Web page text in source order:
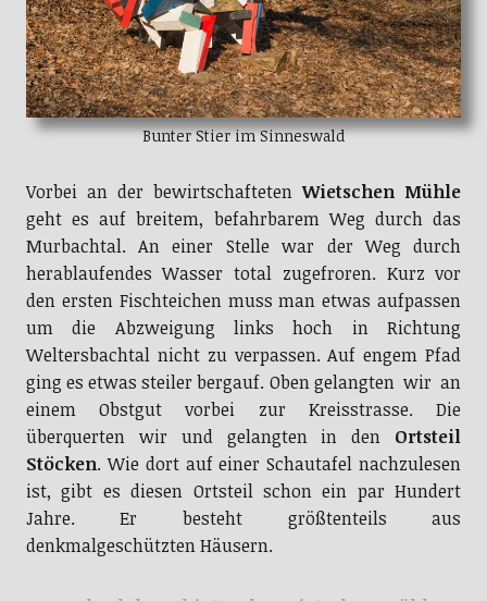
Bunter Stier im Sinneswald
Vorbei an der bewirtschaftetenWietschen Mühle
geht es auf breitem, befahrbarem Weg durch das
Murbachtal. An einer Stelle war der Weg durch
herablaufendes Wasser total zugefroren. Kurz vor
den ersten Fischteichen muss man etwas aufpassen
um die Abzweigung links hoch in Richtung
Weltersbachtal nicht zu verpassen. Auf engem Pfad
ging es etwas steiler bergauf. Oben gelangten wir an
einem Obstgut vorbei zur Kreisstrasse. Die
überquerten wir und gelangten in den Ortsteil
Stöcken. Wie dort auf einer Schautafel nachzulesen
ist, gibt es diesen Ortsteil schon ein par Hundert
Jahre. Er besteht größtenteils aus
denkmalgeschützten Häusern.